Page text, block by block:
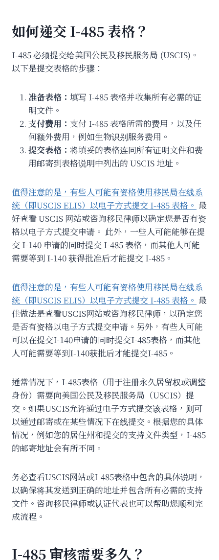
如何递交 I-485 表格？
I-485 必须提交给美国公民及移民服务局 (USCIS)。
以下是提交表格的步骤：
准备表格： 填写 I-485 表格并收集所有必需的证
明文件。
支付费用： 支付 I-485 表格所需的费用，以及任
何额外费用，例如生物识别服务费用。
提交表格： 将填妥的表格连同所有证明文件和费
用邮寄到表格说明中列出的 USCIS 地址。
值得注意的是，有些人可能有资格使用移民局在线系
统（即USCIS ELIS）以电子方式提交 I-485 表格。 最
好查看 USCIS 网站或咨询移民律师以确定您是否有资
格以电子方式提交申请。 此外，一些人可能能够在提
交 I-140 申请的同时提交 I-485 表格，而其他人可能
需要等到 I-140 获得批准后才能提交 I-485。
值得注意的是，有些人可能有资格使用移民局在线系
统（即USCIS ELIS）以电子方式提交 I-485 表格。 最
佳做法是查看USCIS网站或咨询移民律师，以确定您
是否有资格以电子方式提交申请。另外，有些人可能
可以在提交I-140申请的同时提交I-485表格，而其他
人可能需要等到I-140获批后才能提交I-485。
通常情况下，I-485表格（用于注册永久居留权或调整
身份）需要向美国公民及移民服务局（USCIS）提
交。如果USCIS允许通过电子方式提交该表格，则可
以通过邮寄或在某些情况下在线提交。根据您的具体
情况，例如您的居住州和提交的支持文件类型，I-485
的邮寄地址会有所不同。
务必查看USCIS网站或I-485表格中包含的具体说明，
以确保将其发送到正确的地址并包含所有必需的支持
文件。咨询移民律师或认证代表也可以帮助您顺利完
成流程。
I-485 审核需要多久？